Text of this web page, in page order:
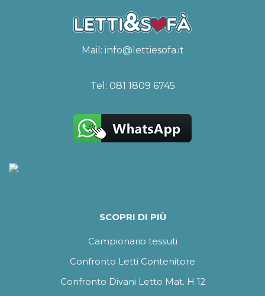
Mail: info@lettiesofa.it
Tel: 081 1809 6745
SCOPRI DI PIÙ
Campionario tessuti
Confronto Letti Contenitore
Confronto Divani Letto Mat. H 12